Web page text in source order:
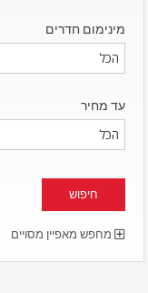
מינימום חדרים
הכל
עד מחיר
הכל
מחפש מאפיין מסויים